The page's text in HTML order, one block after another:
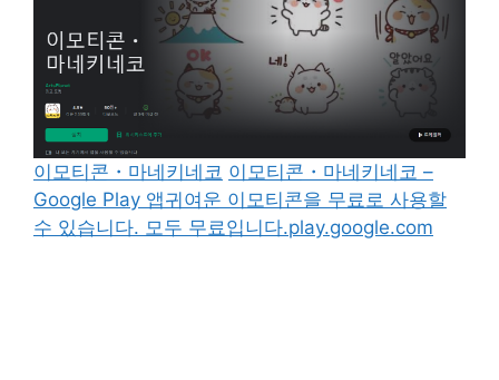
이모티콘・마네키네코 이모티콘・마네키네코 –
Google Play 앱귀여운 이모티콘을 무료로 사용할
수 있습니다. 모두 무료입니다.play.google.com